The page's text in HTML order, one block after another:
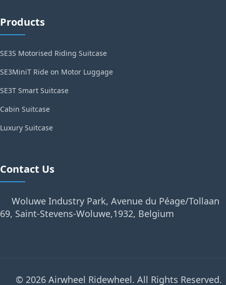
Products
SE3S Motorised Riding Suitcase
SE3MiniT Ride on Motor Luggage
SE3T Smart Suitcase
Cabin Suitcase
Luxury Suitcase
Contact Us
Woluwe Industry Park, Avenue du Péage/Tollaan
69, Saint-Stevens-Woluwe,1932, Belgium
© 2026 Airwheel Ridewheel. All Rights Reserved.